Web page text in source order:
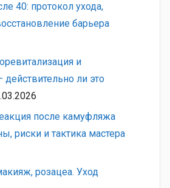
40: протокол ухода,
барьера
и
ли это
после камуфляжа
риски и тактика мастера
розацеа. Уход